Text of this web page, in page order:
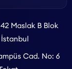
Maslak B Blok
İstanbul
Cad. No: 6